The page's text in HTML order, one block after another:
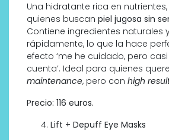
Una hidratante rica en
quienes buscan piel jugosa sin
Contiene ingredientes naturales
rápidamente, lo que la hace
efecto ‘me he cuidado, pero
cuenta’. Ideal para quienes
maintenance, pero con high
Precio: 116 euros.
Lift + Depuff Eye Masks